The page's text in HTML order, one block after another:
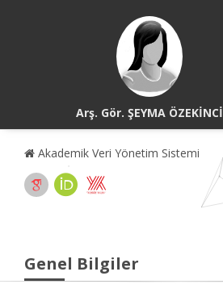
Arş. Gör. ŞEYMA ÖZEKİNCİ
Akademik Veri Yönetim Sistemi
Genel Bilgiler